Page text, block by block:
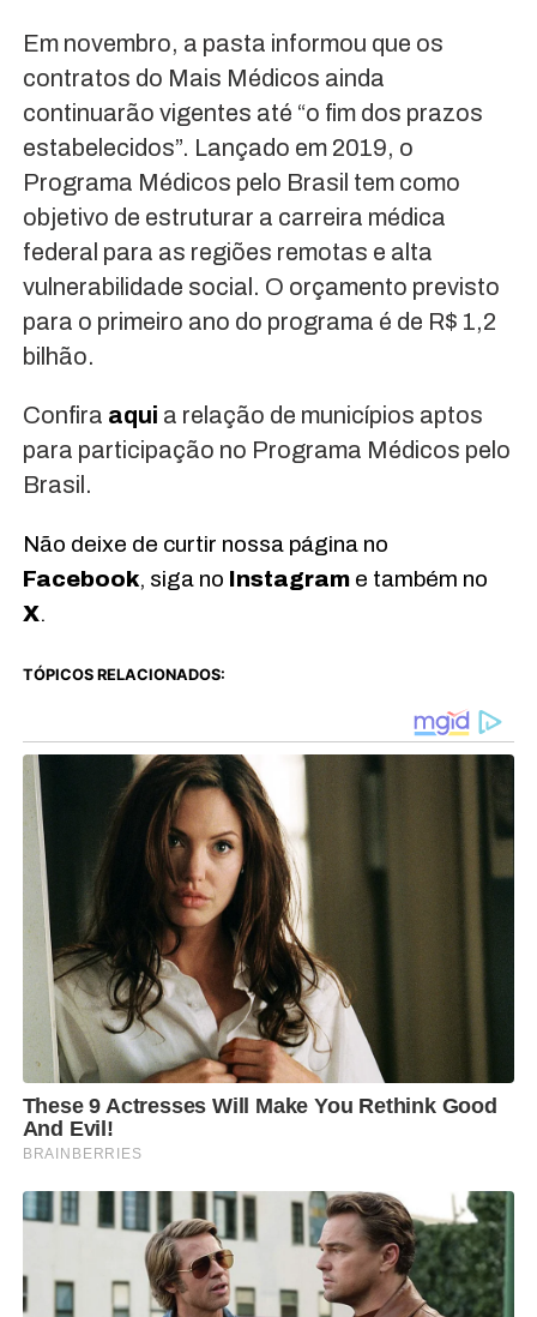
Em novembro, a pasta informou que os
contratos do Mais Médicos ainda
continuarão vigentes até “o fim dos prazos
estabelecidos”. Lançado em 2019, o
Programa Médicos pelo Brasil tem como
objetivo de estruturar a carreira médica
federal para as regiões remotas e alta
vulnerabilidade social. O orçamento previsto
para o primeiro ano do programa é de R$ 1,2
bilhão.
Confira aqui a relação de municípios aptos
para participação no Programa Médicos pelo
Brasil.
Não deixe de curtir nossa página no
Facebook, siga no Instagrame também no
X.
TÓPICOS RELACIONADOS: